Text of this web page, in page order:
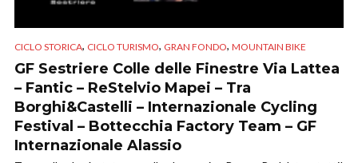
CICLO STORICA, CICLO TURISMO, GRAN FONDO, MOUNTAIN BIKE
GF Sestriere Colle delle Finestre Via Lattea
– Fantic – ReStelvio Mapei – Tra
Borghi&Castelli – Internazionale Cycling
Festival – Bottecchia Factory Team – GF
Internazionale Alassio